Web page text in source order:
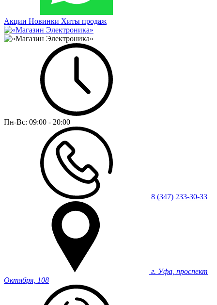
Акции Новинки Хиты продаж
Пн-Вс: 09:00 - 20:00
8 (347) 233-30-33
г. Уфа, проспект
Октября, 108